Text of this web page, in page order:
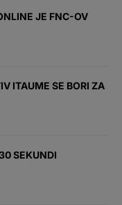
JE FNC-OV
ITAUME SE BORI ZA
SEKUNDI